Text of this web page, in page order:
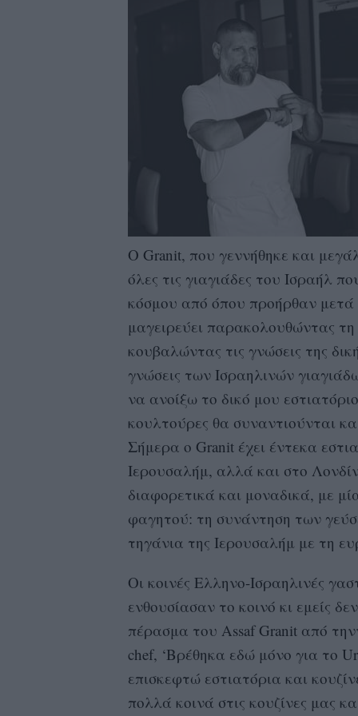
Ο Granit, που γεννήθηκε και
όλες τις γιαγιάδες του Ισραήλ
κόσμου από όπου προήρθαν μετά
μαγειρεύει παρακολουθώντας
κουβαλώντας τις γνώσεις της
γνώσεις των Ισραηλινών
να ανοίξω το δικό μου
κουλτούρες θα συναντιούνται
Σήμερα ο Granit έχει έντεκα
Ιερουσαλήμ, αλλά και στο
διαφορετικά και μοναδικά, με
φαγητού: τη συνάντηση των
τηγάνια της Ιερουσαλήμ με τη
Οι κοινές Ελληνο-Ισραηλινές
ενθουσίασαν το κοινό κι εμείς
πέρασμα του Assaf Granit από
chef, ‘Βρέθηκα εδώ μόνο για το
επισκεφτώ εστιατόρια και
πολλά κοινά στις κουζίνες μας